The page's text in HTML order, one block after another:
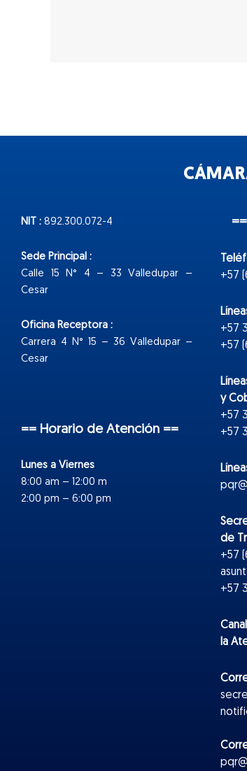
NIT : 892.300.072-4
Sede Principal :
Calle 15 N° 4 – 33 Valledupar –
Cesar
Oficina Receptora :
Carrera 4 N° 15 – 36 Valledupar –
Cesar
== Horario de Atención ==
Lunes a Viernes
8:00 am – 12:00 m
2:00 pm – 6:00 pm
+57
+57
+57
y
+57
+57
de
+57
+57
la